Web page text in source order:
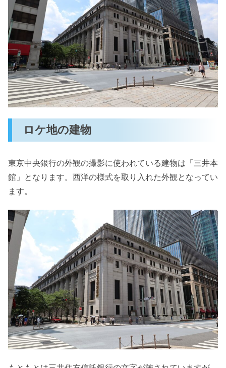
ロケ地の建物
東京中央銀行の外観の撮影に使われている建物は「三井本
館」となります。西洋の様式を取り入れた外観となってい
ます。